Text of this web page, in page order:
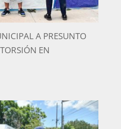
A PRESUNTO
EN